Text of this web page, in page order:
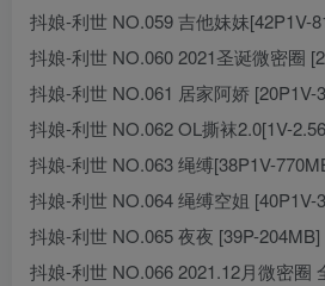
抖娘-利世 NO.059 吉他妹妹[42P1V-
抖娘-利世 NO.060 2021圣诞微密圈
抖娘-利世 NO.061 居家阿娇 [20P1V-
抖娘-利世 NO.062 OL撕袜2.0[1V-
抖娘-利世 NO.063 绳缚[38P1V-
抖娘-利世 NO.064 绳缚空姐 [40P1V-
抖娘-利世 NO.065 夜夜 [39P-204MB]
抖娘-利世 NO.066 2021.12月微密圈